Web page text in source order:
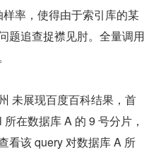
率，使得由于索引库的某
题追查捉襟见肘。全量调用
未展现百度百科结果，首
在数据库 A 的 9 号分片，
看该 query 对数据库 A 所